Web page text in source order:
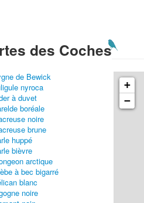
des Coches
de Bewick
nyroca
à duvet
boréale
noire
brune
huppé
bièvre
arctique
à bec bigarré
blanc
noire
+
−